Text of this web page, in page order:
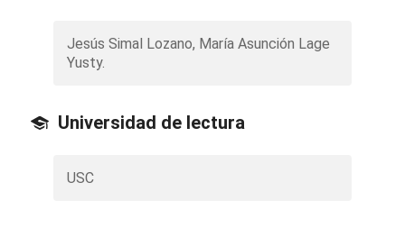
Jesús Simal Lozano, María Asunción Lage
Yusty.
Universidad de lectura
USC